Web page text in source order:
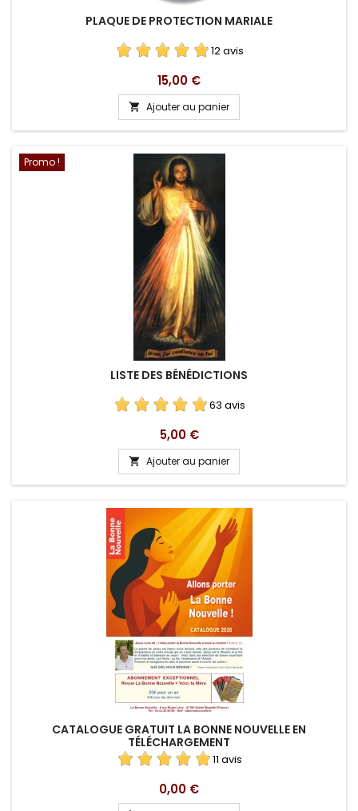
PLAQUE DE PROTECTION MARIALE
12 avis
Prix
15,00 €
 Ajouter au panier
Promo !
LISTE DES BÉNÉDICTIONS
63 avis
Prix
5,00 €
 Ajouter au panier
CATALOGUE GRATUIT LA BONNE NOUVELLE EN
TÉLÉCHARGEMENT
11 avis
Prix
0,00 €